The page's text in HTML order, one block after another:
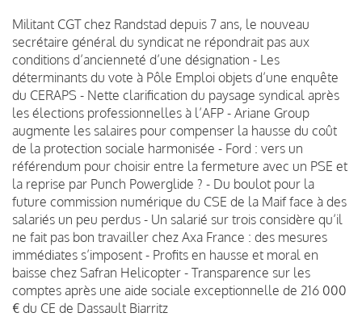
Militant CGT chez Randstad depuis 7 ans, le nouveau
secrétaire général du syndicat ne répondrait pas aux
conditions d’ancienneté d’une désignation - Les
déterminants du vote à Pôle Emploi objets d’une enquête
du CERAPS - Nette clarification du paysage syndical après
les élections professionnelles à l’AFP - Ariane Group
augmente les salaires pour compenser la hausse du coût
de la protection sociale harmonisée - Ford : vers un
référendum pour choisir entre la fermeture avec un PSE et
la reprise par Punch Powerglide ? - Du boulot pour la
future commission numérique du CSE de la Maif face à des
salariés un peu perdus - Un salarié sur trois considère qu’il
ne fait pas bon travailler chez Axa France : des mesures
immédiates s’imposent - Profits en hausse et moral en
baisse chez Safran Helicopter - Transparence sur les
comptes après une aide sociale exceptionnelle de 216 000
€ du CE de Dassault Biarritz